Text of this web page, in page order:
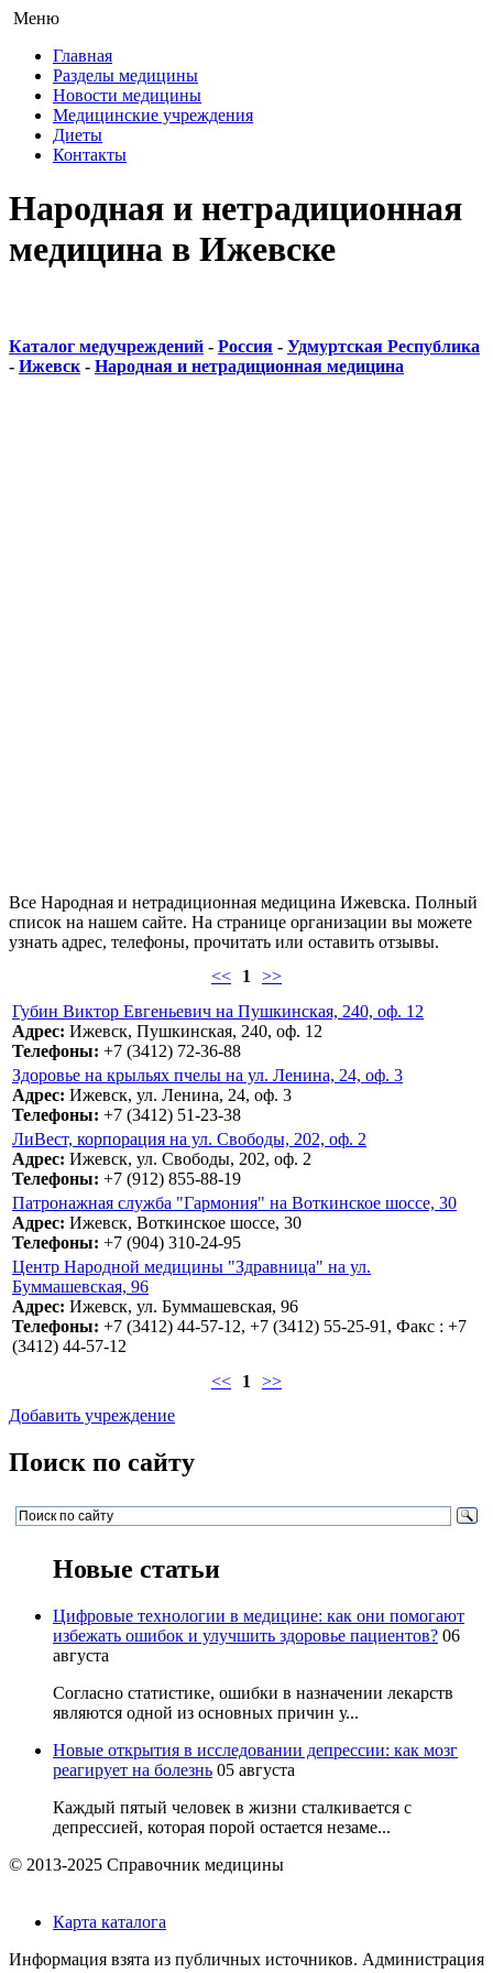
Меню
Главная
Разделы медицины
Новости медицины
Медицинские учреждения
Диеты
Контакты
Народная и нетрадиционная
медицина в Ижевске
Каталог медучреждений - Россия - Удмуртская Республика
- Ижевск - Народная и нетрадиционная медицина
Все Народная и нетрадиционная медицина Ижевска. Полный
список на нашем сайте. На странице организации вы можете
узнать адрес, телефоны, прочитать или оставить отзывы.
<<
1 >>
Губин Виктор Евгеньевич на Пушкинская, 240, оф. 12
Адрес: Ижевск, Пушкинская, 240, оф. 12
Телефоны: +7 (3412) 72-36-88
Здоровье на крыльях пчелы на ул. Ленина, 24, оф. 3
Адрес: Ижевск, ул. Ленина, 24, оф. 3
Телефоны: +7 (3412) 51-23-38
ЛиВест, корпорация на ул. Свободы, 202, оф. 2
Адрес: Ижевск, ул. Свободы, 202, оф. 2
Телефоны: +7 (912) 855-88-19
Патронажная служба "Гармония" на Воткинское шоссе, 30
Адрес: Ижевск, Воткинское шоссе, 30
Телефоны: +7 (904) 310-24-95
Центр Народной медицины "Здравница" на ул.
Буммашевская, 96
Адрес: Ижевск, ул. Буммашевская, 96
Телефоны: +7 (3412) 44-57-12, +7 (3412) 55-25-91, Факс : +7
(3412) 44-57-12
<<
1 >>
Добавить учреждение
Поиск по сайту
Новые статьи
Цифровые технологии в медицине: как они помогают
избежать ошибок и улучшить здоровье пациентов? 06
августа
Согласно статистике, ошибки в назначении лекарств
являются одной из основных причин у...
Новые открытия в исследовании депрессии: как мозг
реагирует на болезнь 05 августа
Каждый пятый человек в жизни сталкивается с
депрессией, которая порой остается незаме...
© 2013-2025 Справочник медицины
Карта каталога
Информация взята из публичных источников. Администрация